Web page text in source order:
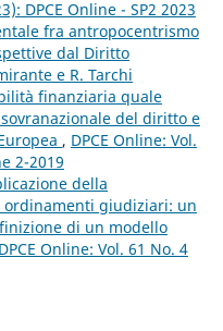
DPCE Online - SP2 2023
fra antropocentrismo
dal Diritto
e R. Tarchi
finanziaria quale
del diritto e
, DPCE Online: Vol.
2-2019
della
giudiziari: un
di un modello
DPCE Online: Vol. 61 No. 4